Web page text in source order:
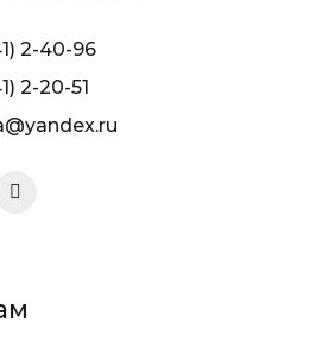
2-40-96
2-20-51